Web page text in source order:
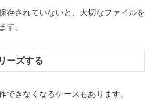
存されていないと、大切なファイルを
す。
ーズする
できなくなるケースもあります。